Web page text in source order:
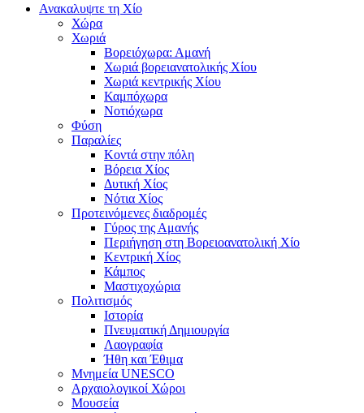
Ανακαλυψτε τη Χίο
Χώρα
Χωριά
Βορειόχωρα: Αμανή
Χωριά βορειανατολικής Χίου
Χωριά κεντρικής Χίου
Καμπόχωρα
Νοτιόχωρα
Φύση
Παραλίες
Κοντά στην πόλη
Βόρεια Χίος
Δυτική Χίος
Νότια Χίος
Προτεινόμενες διαδρομές
Γύρος της Αμανής
Περιήγηση στη Βορειοανατολική Χίο
Κεντρική Χίος
Κάμπος
Μαστιχοχώρια
Πολιτισμός
Ιστορία
Πνευματική Δημιουργία
Λαογραφία
Ήθη και Έθιμα
Μνημεία UNESCO
Αρχαιολογικοί Χώροι
Μουσεία